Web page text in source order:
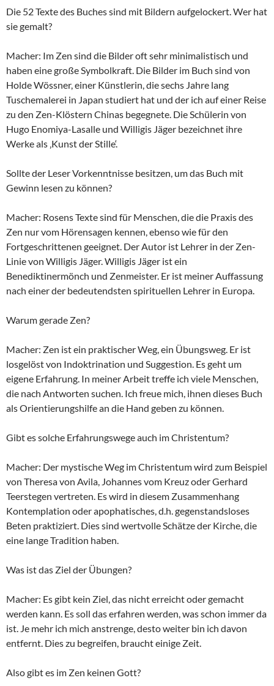
Die 52 Texte des Buches sind mit Bildern aufgelockert. Wer hat
sie gemalt?
Macher: Im Zen sind die Bilder oft sehr minimalistisch und
haben eine große Symbolkraft. Die Bilder im Buch sind von
Holde Wössner, einer Künstlerin, die sechs Jahre lang
Tuschemalerei in Japan studiert hat und der ich auf einer Reise
zu den Zen-Klöstern Chinas begegnete. Die Schülerin von
Hugo Enomiya-Lasalle und Willigis Jäger bezeichnet ihre
Werke als ‚Kunst der Stille‘.
Sollte der Leser Vorkenntnisse besitzen, um das Buch mit
Gewinn lesen zu können?
Macher: Rosens Texte sind für Menschen, die die Praxis des
Zen nur vom Hörensagen kennen, ebenso wie für den
Fortgeschrittenen geeignet. Der Autor ist Lehrer in der Zen-
Linie von Willigis Jäger. Willigis Jäger ist ein
Benediktinermönch und Zenmeister. Er ist meiner Auffassung
nach einer der bedeutendsten spirituellen Lehrer in Europa.
Warum gerade Zen?
Macher: Zen ist ein praktischer Weg, ein Übungsweg. Er ist
losgelöst von Indoktrination und Suggestion. Es geht um
eigene Erfahrung. In meiner Arbeit treffe ich viele Menschen,
die nach Antworten suchen. Ich freue mich, ihnen dieses Buch
als Orientierungshilfe an die Hand geben zu können.
Gibt es solche Erfahrungswege auch im Christentum?
Macher: Der mystische Weg im Christentum wird zum Beispiel
von Theresa von Avila, Johannes vom Kreuz oder Gerhard
Teerstegen vertreten. Es wird in diesem Zusammenhang
Kontemplation oder apophatisches, d.h. gegenstandsloses
Beten praktiziert. Dies sind wertvolle Schätze der Kirche, die
eine lange Tradition haben.
Was ist das Ziel der Übungen?
Macher: Es gibt kein Ziel, das nicht erreicht oder gemacht
werden kann. Es soll das erfahren werden, was schon immer da
ist. Je mehr ich mich anstrenge, desto weiter bin ich davon
entfernt. Dies zu begreifen, braucht einige Zeit.
Also gibt es im Zen keinen Gott?